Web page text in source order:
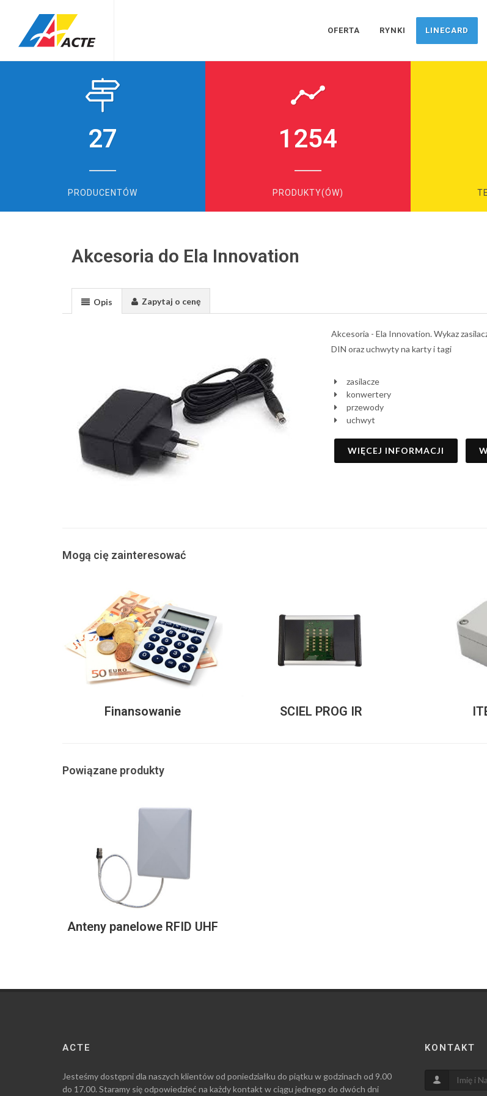
OFERTA RYNKI LINECARD
27
PRODUCENTÓW
1254
PRODUKTY(ÓW)
Akcesoria do Ela Innovation
Opis Zapytaj o cenę
Akcesoria - Ela Innovation. Wykaz
DIN oraz uchwyty na karty i tagi
zasilacze
konwertery
przewody
uchwyt
WIĘCEJ INFORMACJI
Mogą cię zainteresować
Finansowanie SCIEL PROG IR
Powiązane produkty
Anteny panelowe RFID UHF
ACTE
Jesteśmy dostępni dla naszych klientów od poniedziałku do piątku w godzinach od 9.00
do 17.00. Staramy się odpowiedzieć na każdy kontakt w ciągu jednego do dwóch dni
KONTAKT